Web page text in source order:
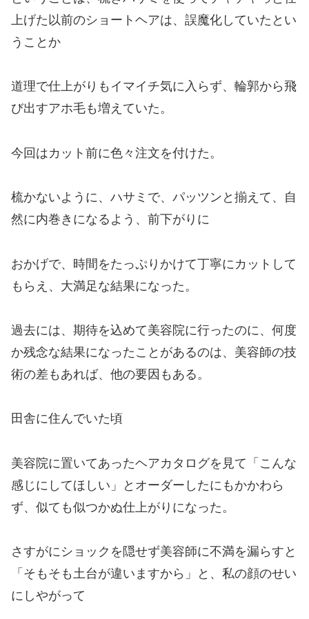
上げた以前のショートヘアは、誤魔化していたとい
うことか
道理で仕上がりもイマイチ気に入らず、輪郭から飛
び出すアホ毛も増えていた。
今回はカット前に色々注文を付けた。
梳かないように、ハサミで、パッツンと揃えて、自
然に内巻きになるよう、前下がりに
おかげで、時間をたっぷりかけて丁寧にカットして
もらえ、大満足な結果になった。
過去には、期待を込めて美容院に行ったのに、 何度
か残念な結果になったことがあるのは、 美容師の技
術の差もあれば、他の要因もある。
田舎に住んでいた頃
美容院に置いてあったヘアカタログを見て「こんな
感じにしてほしい」とオーダーしたにもかかわら
ず、似ても似つかぬ仕上がりになった。
さすがにショックを隠せず美容師に不満を漏らすと
「そもそも土台が違いますから」と、私の顔のせい
にしやがって